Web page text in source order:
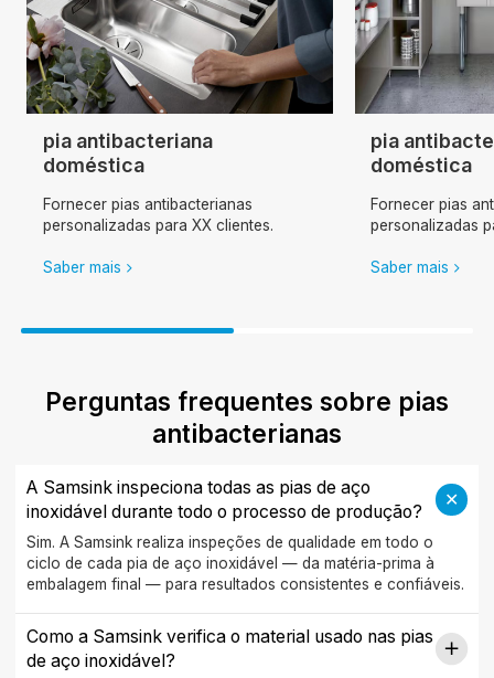
pia antibacteriana
doméstica
Fornecer pias antibacterianas
personalizadas para XX clientes.
Saber mais
pia
doméstica
Fornecer pias
personalizadas
Saber mais
Perguntas frequentes sobre pias
antibacterianas
A Samsink inspeciona todas as pias de aço
inoxidável durante todo o processo de produção?
Sim. A Samsink realiza inspeções de qualidade em todo o
ciclo de cada pia de aço inoxidável — da matéria-prima à
embalagem final — para resultados consistentes e confiáveis.
Como a Samsink verifica o material usado nas pias
de aço inoxidável?